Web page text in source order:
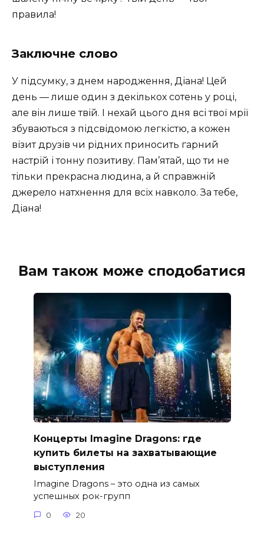
правила!
Заключне слово
У підсумку, з днем народження, Діана! Цей
день — лише один з декількох сотень у році,
але він лише твій. І нехай цього дня всі твої мрії
збуваються з підсвідомою легкістю, а кожен
візит друзів чи рідних приносить гарний
настрій і тонну позитиву. Пам’ятай, що ти не
тільки прекрасна людина, а й справжній
джерело натхнення для всіх навколо. За тебе,
Діана!
Вам також може сподобатися
Концерты Imagine Dragons: где
купить билеты на захватывающие
выступления
Imagine Dragons – это одна из самых
успешных рок-групп
0 20